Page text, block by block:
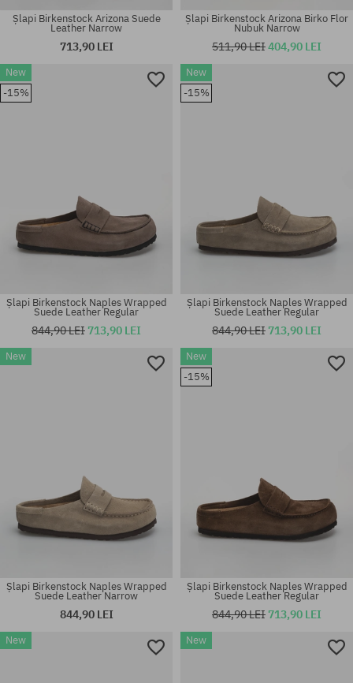
Mărimi existente:
41; 42; 43; 44; 46
Mărimi existente:
36; 37; 38; 40; 41
Mărimi existente:
Șlapi Birkenstock Arizona Suede
Leather Narrow
713,90 LEI
Mărimi existente:
36; 37; 38; 41
Șlapi Birkenstock Arizona Birko Flor
Nubuk Narrow
511,90 LEI404,90 LEI
New
-15%
Mărimi existente:
Șlapi Birkenstock Naples Wrapped
Suede Leather Regular
844,90 LEI 713,90 LEI
New
-15%
Mărimi existente:
Șlapi Birkenstock Naples Wrapped
Suede Leather Regular
844,90 LEI 713,90 LEI
New
Șlapi Birkenstock Naples Wrapped
Suede Leather Narrow
844,90 LEI
New
-15%
Șlapi Birkenstock Naples Wrapped
Suede Leather Regular
844,90 LEI 713,90 LEI
New New